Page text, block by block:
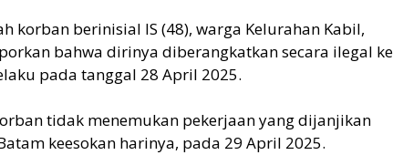
korban berinisial IS (48), warga Kelurahan Kabil,
bahwa dirinya diberangkatkan secara ilegal ke
pada tanggal 28 April 2025.
tidak menemukan pekerjaan yang dijanjikan
keesokan harinya, pada 29 April 2025.